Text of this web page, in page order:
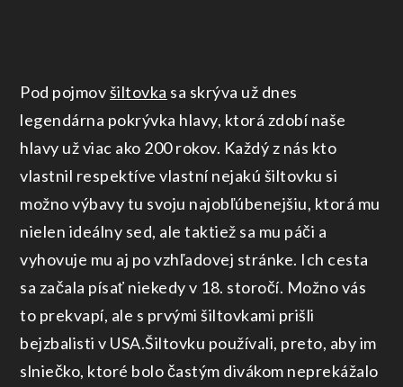
Pod pojmovšiltovka sa skrýva už dnes
legendárna pokrývka hlavy, ktorá zdobí naše
hlavy už viac ako 200 rokov. Každý z nás kto
vlastnil respektíve vlastní nejakú šiltovku si
možno výbavy tu svoju najobľúbenejšiu, ktorá mu
nielen ideálny sed, ale taktiež sa mu páči a
vyhovuje mu aj po vzhľadovej stránke. Ich cesta
sa začala písať niekedy v 18. storočí. Možno vás
to prekvapí, ale s prvými šiltovkami prišli
bejzbalisti v USA.Šiltovku používali, preto, aby im
slniečko, ktoré bolo častým divákom neprekážalo